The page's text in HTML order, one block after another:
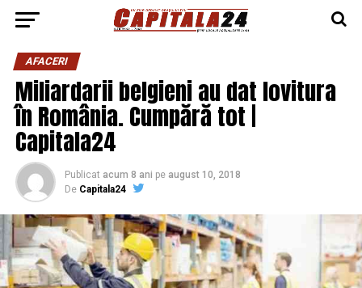
AFACERI
Miliardarii belgieni au dat lovitura
în România. Cumpără tot |
Capitala24
Publicat acum 8 ani pe august 10, 2018
De Capitala24